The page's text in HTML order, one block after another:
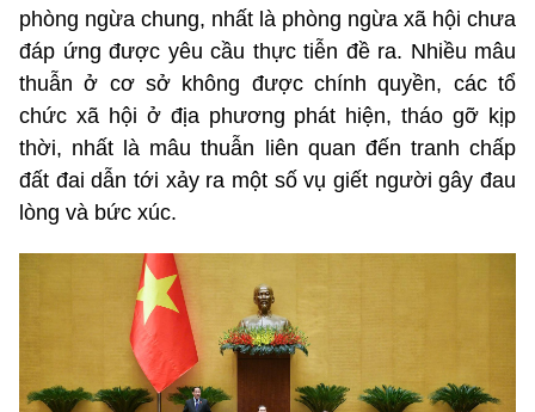
phòng ngừa chung, nhất là phòng ngừa xã hội chưa
đáp ứng được yêu cầu thực tiễn đề ra. Nhiều mâu
thuẫn ở cơ sở không được chính quyền, các tổ
chức xã hội ở địa phương phát hiện, tháo gỡ kịp
thời, nhất là mâu thuẫn liên quan đến tranh chấp
đất đai dẫn tới xảy ra một số vụ giết người gây đau
lòng và bức xúc.